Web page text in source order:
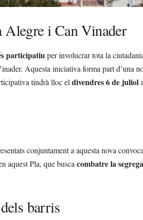
i Can Vinader
participatiuper involucrar tota la
Aquesta iniciativa forma part d’una
tindrà lloc eldivendres 6 de juliol
conjuntament a aquesta nova
aquest Pla, que buscacombatre la
barris